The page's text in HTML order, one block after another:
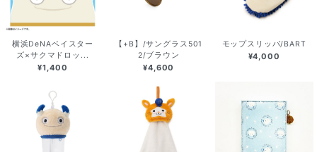
横浜DeNAベイスター
ズ×サクマドロッ...
¥1,400
【+B】/サングラス501
2/ブラウン
¥4,600
モップスリッパ/BART
¥4,000